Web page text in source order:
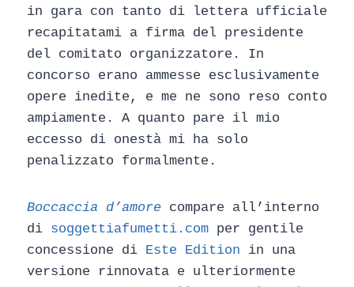
in gara con tanto di lettera ufficiale
recapitatami a firma del presidente
del comitato organizzatore. In
concorso erano ammesse esclusivamente
opere inedite, e me ne sono reso conto
ampiamente. A quanto pare il mio
eccesso di onestà mi ha solo
penalizzato formalmente.
Boccaccia d’amore compare all’interno
di soggettiafumetti.com per gentile
concessione di Este Edition in una
versione rinnovata e ulteriormente